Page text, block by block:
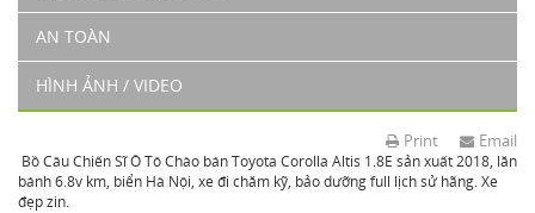
AN TOÀN
HÌNH ẢNH / VIDEO
Print Email
Bồ Câu Chiến Sĩ Ô Tô Chào bán Toyota Corolla Altis 1.8E sản xuất 2018, lăn
bánh 6.8v km, biển Hà Nội, xe đi chăm kỹ, bảo dưỡng full lịch sử hãng. Xe
đẹp zin.